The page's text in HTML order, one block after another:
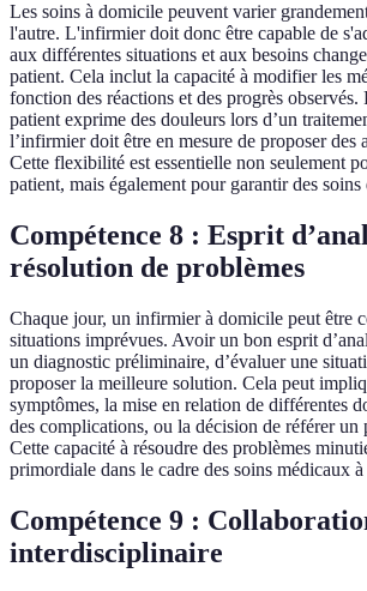
Les soins à domicile peuvent varier
l'autre. L'infirmier doit donc être capable de
aux différentes situations et aux besoins
patient. Cela inclut la capacité à modifier les
fonction des réactions et des progrès observés.
patient exprime des douleurs lors d’un
l’infirmier doit être en mesure de proposer des
Cette flexibilité est essentielle non seulement
patient, mais également pour garantir des soins
Compétence 8 : Esprit
résolution de problèmes
Chaque jour, un infirmier à domicile peut être
situations imprévues. Avoir un bon esprit
un diagnostic préliminaire, d’évaluer une
proposer la meilleure solution. Cela peut
symptômes, la mise en relation de différentes
des complications, ou la décision de référer un
Cette capacité à résoudre des problèmes
primordiale dans le cadre des soins médicaux
Compétence 9 :
interdisciplinaire